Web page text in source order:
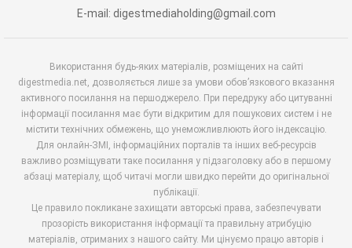
E-mail: digestmediaholding@gmail.com
Використання будь-яких матеріалів, розміщених на сайті
digestmedia.net, дозволяється лише за умови обов’язкового вказання
активного посилання на першоджерело. При передруку або цитуванні
інформації посилання має бути відкритим для пошукових систем і не
містити технічних обмежень, що унеможливлюють його індексацію.
Для онлайн-ЗМІ, інформаційних порталів та інших веб-ресурсів
важливо розміщувати таке посилання у підзаголовку або в першому
абзаці матеріалу, щоб читачі могли швидко перейти до оригінальної
публікації.
Це правило покликане захищати авторські права, забезпечувати
прозорість використання інформації та правильну атрибуцію
матеріалів, отриманих з нашого сайту. Ми цінуємо працю авторів і